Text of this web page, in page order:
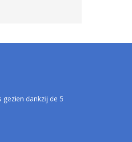
gezien dankzij de 5